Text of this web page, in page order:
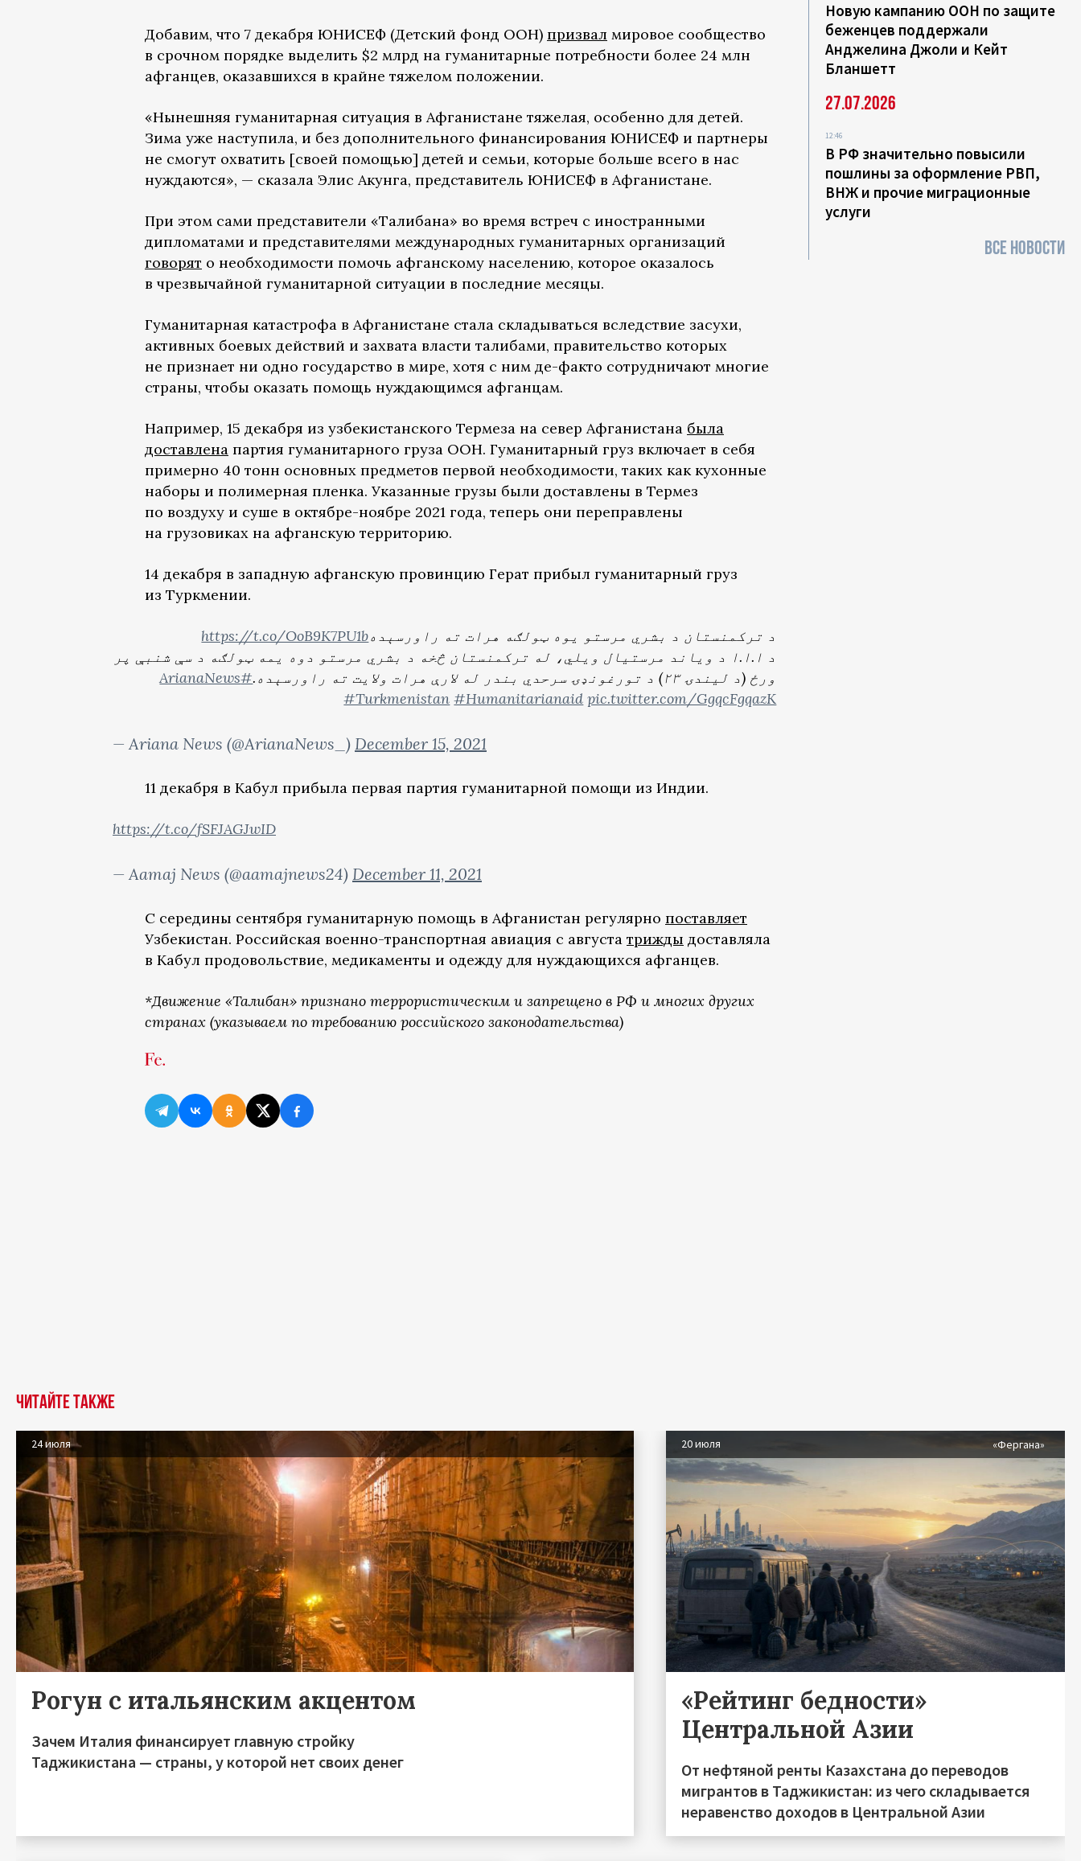
Добавим, что 7 декабря ЮНИСЕФ (Детский фонд ООН) призвал мировое сообщество
в срочном порядке выделить $2 млрд на гуманитарные потребности более 24 млн
афганцев, оказавшихся в крайне тяжелом положении.
«Нынешняя гуманитарная ситуация в Афганистане тяжелая, особенно для детей.
Зима уже наступила, и без дополнительного финансирования ЮНИСЕФ и партнеры
не смогут охватить [своей помощью] детей и семьи, которые больше всего в нас
нуждаются», — сказала Элис Акунга, представитель ЮНИСЕФ в Афганистане.
При этом сами представители «Талибана» во время встреч с иностранными
дипломатами и представителями международных гуманитарных организаций
говорят о необходимости помочь афганскому населению, которое оказалось
в чрезвычайной гуманитарной ситуации в последние месяцы.
Гуманитарная катастрофа в Афганистане стала складываться вследствие засухи,
активных боевых действий и захвата власти талибами, правительство которых
не признает ни одно государство в мире, хотя с ним де-факто сотрудничают многие
страны, чтобы оказать помощь нуждающимся афганцам.
Например, 15 декабря из узбекистанского Термеза на север Афганистана была
доставлена партия гуманитарного груза ООН. Гуманитарный груз включает в себя
примерно 40 тонн основных предметов первой необходимости, таких как кухонные
наборы и полимерная пленка. Указанные грузы были доставлены в Термез
по воздуху и суше в октябре-ноябре 2021 года, теперь они переправлены
на грузовиках на афганскую территорию.
14 декабря в западную афганскую провинцию Герат прибыл гуманитарный груз
из Туркмении.
د ترکمنستان د بشري مرستو یوه ټولګه هرات ته راورسېدهhttps://t.co/OoB9K7PU1b
د ا.ا.ا د ویاند مرستیال ويلي، له ترکمنستان څخه د بشري مرستو دوه یمه ټولګه د سې شنبې پر
ورځ (د لیندۍ ۲۳) د تورغونډۍ سرحدي بندر له لارې هرات ولایت ته راورسېده.
#ArianaNews
#Turkmenistan #Humanitarianaid pic.twitter.com/GgqcFgqazK
— Ariana News (@ArianaNews_) December 15, 2021
11 декабря в Кабул прибыла первая партия гуманитарной помощи из Индии.
https://t.co/fSFJAGJwID
— Aamaj News (@aamajnews24) December 11, 2021
С середины сентября гуманитарную помощь в Афганистан регулярно поставляет
Узбекистан. Российская военно-транспортная авиация с августа трижды доставляла
в Кабул продовольствие, медикаменты и одежду для нуждающихся афганцев.
*Движение «Талибан» признано террористическим и запрещено в РФ и многих других
странах (указываем по требованию российского законодательства)
Новую кампанию ООН по защите
беженцев поддержали
Анджелина Джоли и Кейт
Бланшетт
27.07.2026
12:46
В РФ значительно повысили
пошлины за оформление РВП,
ВНЖ и прочие миграционные
услуги
ВСЕ НОВОСТИ
Читайте также
24 июля
Рогун с итальянским акцентом
Зачем Италия финансирует главную стройку
Таджикистана — страны, у которой нет своих денег
20 июля «Фергана»
«Рейтинг бедности»
Центральной Азии
От нефтяной ренты Казахстана до переводов
мигрантов в Таджикистан: из чего складывается
неравенство доходов в Центральной Азии